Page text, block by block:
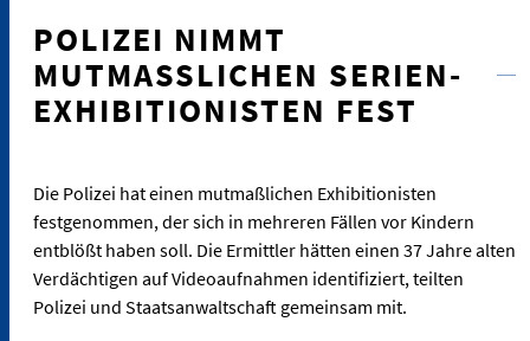
POLIZEI NIMMT
MUTMASSLICHEN SERIEN-E
XHIBITIONISTEN FEST
Die Polizei hat einen mutmaßlichen Exhibitionisten
festgenommen, der sich in mehreren Fällen vor Kindern
entblößt haben soll. Die Ermittler hätten einen 37 Jahre alten
Verdächtigen auf Videoaufnahmen identifiziert, teilten
Polizei und Staatsanwaltschaft gemeinsam mit.